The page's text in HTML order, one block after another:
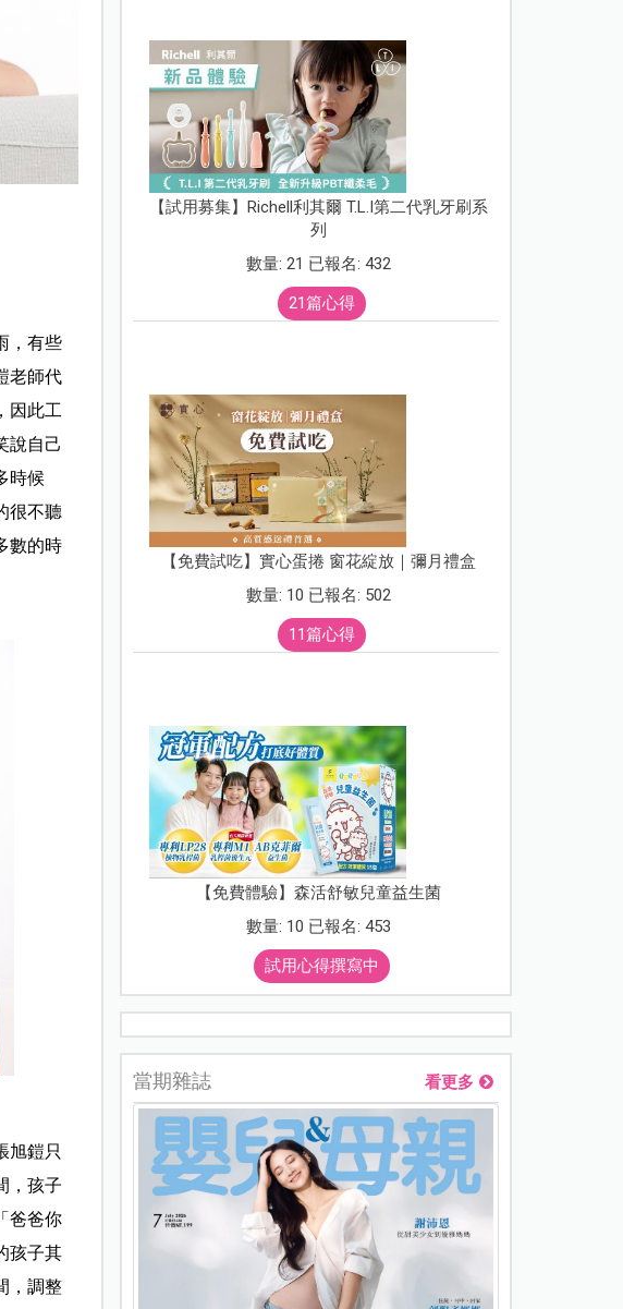
，有些
老師代
因此工
說自己
時候
很不聽
數的時
旭鎧只
，孩子
爸爸你
孩子其
，調整
【試用募集】Richell利其爾 T.L.I第二代乳牙刷系
列
數量: 21 已報名: 432
21篇心得
【免費試吃】實心蛋捲 窗花綻放｜彌月禮盒
數量: 10 已報名: 502
11篇心得
【免費體驗】森活舒敏兒童益生菌
數量: 10 已報名: 453
試用心得撰寫中
當期雜誌 看更多